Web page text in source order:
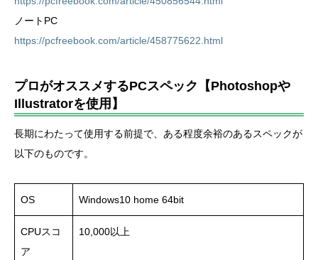
ノートPC
https://pcfreebook.com/article/458775622.html
プロがオススメするPCスペック【Photoshopや
Illustratorを使用】
長期にわたって使用する前提で、ある程度余裕のあるスペックが
以下のものです。
OS Windows10 home 64bit
CPUスコ
ア
10,000以上